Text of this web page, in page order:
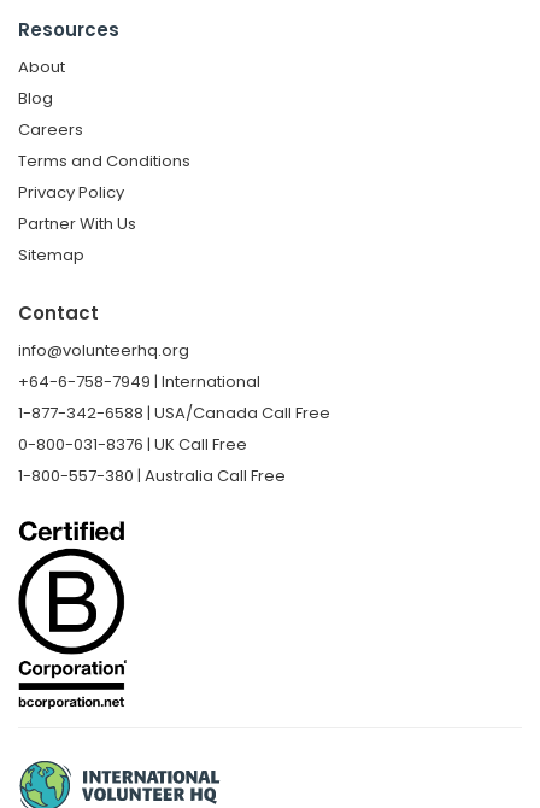
Resources
About
Blog
Careers
Terms and Conditions
Privacy Policy
Partner With Us
Sitemap
Contact
info@volunteerhq.org
+64-6-758-7949 | International
1-877-342-6588 | USA/Canada Call Free
0-800-031-8376 | UK Call Free
1-800-557-380 | Australia Call Free